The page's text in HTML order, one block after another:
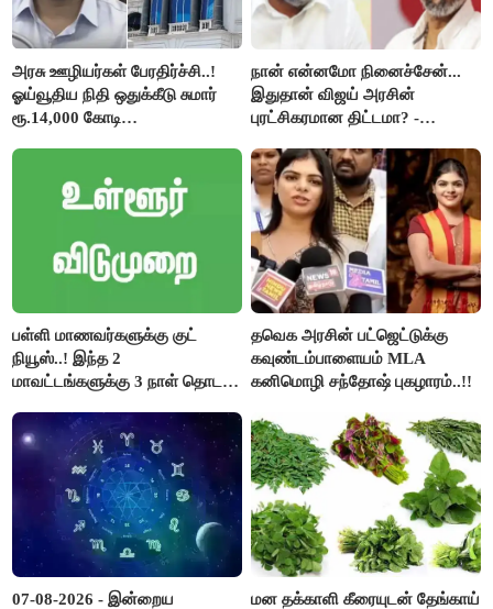
அரசு ஊழியர்கள் பேரதிர்ச்சி..!
ஓய்வூதிய நிதி ஒதுக்கீடு சுமார்
ரூ.14,000 கோடி
நான் என்னமோ நினைச்சேன்...
இதுதான் விஜய் அரசின்
புரட்சிகரமான திட்டமா? -
பள்ளி மாணவர்களுக்கு குட்
நியூஸ்..! இந்த 2
மாவட்டங்களுக்கு 3 நாள் தொடர்
தவெக அரசின் பட்ஜெட்டுக்கு
கவுண்டம்பாளையம் MLA
கனிமொழி சந்தோஷ் புகழாரம்..!!
07-08-2026 - இன்றைய
மன தக்காளி கீரையுடன் தேங்காய்